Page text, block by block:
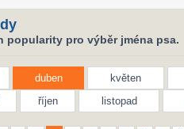
popularity pro výběr jména psa.
duben květen
říjen listopad